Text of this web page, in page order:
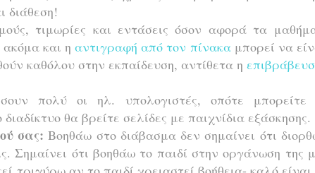
διάθεση!
τιμωρίες και εντάσεις όσον αφορά τα
ακόμα και ηαντιγραφή από τον πίνακαμπορεί να
καθόλου στην εκπαίδευση, αντίθετα η
πολύ οι ηλ. υπολογιστές, οπότε
θα βρείτε σελίδες με παιχνίδια εξάσκησης.
σας: Βοηθάω στο διάβασμα δεν σημαίνει ότι
Σημαίνει ότι βοηθάω το παιδί στην οργάνωση της